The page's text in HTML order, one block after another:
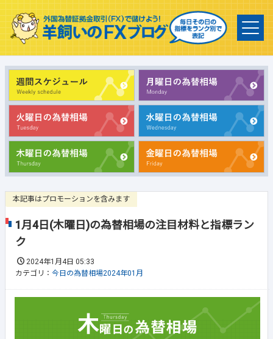
本記事はプロモーションを含みます
1月4日(木曜日)の為替相場の注目材料と指標ラン
ク
2024年1月4日 05:33
カテゴリ： 今日の為替相場2024年01月